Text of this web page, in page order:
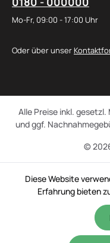
Mo-Fr, 09:00 - 17:00 Uhr
Oder über unser
©
Alle Preise inkl.
und ggf.
Diese Website
Erfahrung bieten